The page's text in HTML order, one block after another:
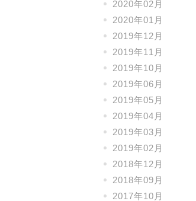
2020年02月
2020年01月
2019年12月
2019年11月
2019年10月
2019年06月
2019年05月
2019年04月
2019年03月
2019年02月
2018年12月
2018年09月
2017年10月